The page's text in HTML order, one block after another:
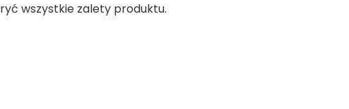
wszystkie zalety produktu.